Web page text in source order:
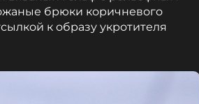
брюки коричневого
к образу укротителя